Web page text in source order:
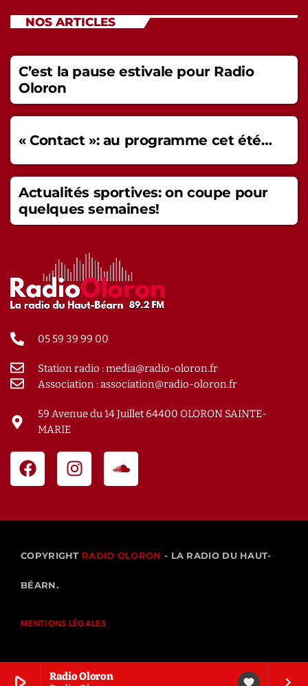
Radio Oloron
favorite keyboard_arrow_right
NOS ARTICLES
C’est la pause estivale pour Radio
Oloron
« Contact »: au programme cet été…
Actualités sportives: on coupe pour
quelques semaines!
05 59 39 99 00
Station radio : media@radio-oloron.fr
Association : association@radio-oloron.fr
59 Avenue du 14 Juillet 64400 OLORON SAINTE-
MARIE
COPYRIGHT RADIO OLORON - LA RADIO DU HAUT-
BÉARN.
MENTIONS LÉGALES